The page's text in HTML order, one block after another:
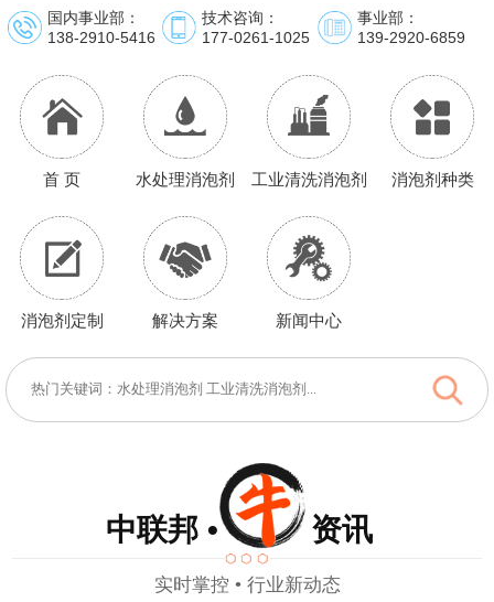
国内事业部：
138-2910-5416
技术咨询：
177-0261-1025
事业部：
139-2920-6859
首 页 水处理消泡剂 工业清洗消泡剂 消泡剂种类
消泡剂定制 解决方案 新闻中心
中联邦 • 资讯
实时掌控 • 行业新动态